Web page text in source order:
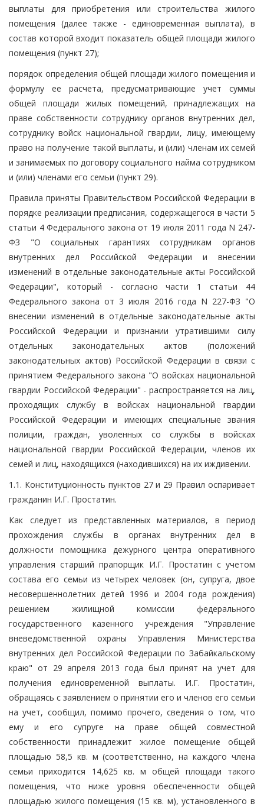
выплаты для приобретения или строительства жилого
помещения (далее также - единовременная выплата), в
состав которой входит показатель общей площади жилого
помещения (пункт 27);
порядок определения общей площади жилого помещения и
формулу ее расчета, предусматривающие учет суммы
общей площади жилых помещений, принадлежащих на
праве собственности сотруднику органов внутренних дел,
сотруднику войск национальной гвардии, лицу, имеющему
право на получение такой выплаты, и (или) членам их семей
и занимаемых по договору социального найма сотрудником
и (или) членами его семьи (пункт 29).
Правила приняты Правительством Российской Федерации в
порядке реализации предписания, содержащегося в части 5
статьи 4 Федерального закона от 19 июля 2011 года N 247-
ФЗ "О социальных гарантиях сотрудникам органов
внутренних дел Российской Федерации и внесении
изменений в отдельные законодательные акты Российской
Федерации", который - согласно части 1 статьи 44
Федерального закона от 3 июля 2016 года N 227-ФЗ "О
внесении изменений в отдельные законодательные акты
Российской Федерации и признании утратившими силу
отдельных законодательных актов (положений
законодательных актов) Российской Федерации в связи с
принятием Федерального закона "О войсках национальной
гвардии Российской Федерации" - распространяется на лиц,
проходящих службу в войсках национальной гвардии
Российской Федерации и имеющих специальные звания
полиции, граждан, уволенных со службы в войсках
национальной гвардии Российской Федерации, членов их
семей и лиц, находящихся (находившихся) на их иждивении.
1.1. Конституционность пунктов 27 и 29 Правил оспаривает
гражданин И.Г. Простатин.
Как следует из представленных материалов, в период
прохождения службы в органах внутренних дел в
должности помощника дежурного центра оперативного
управления старший прапорщик И.Г. Простатин с учетом
состава его семьи из четырех человек (он, супруга, двое
несовершеннолетних детей 1996 и 2004 года рождения)
решением жилищной комиссии федерального
государственного казенного учреждения "Управление
вневедомственной охраны Управления Министерства
внутренних дел Российской Федерации по Забайкальскому
краю" от 29 апреля 2013 года был принят на учет для
получения единовременной выплаты. И.Г. Простатин,
обращаясь с заявлением о принятии его и членов его семьи
на учет, сообщил, помимо прочего, сведения о том, что
ему и его супруге на праве общей совместной
собственности принадлежит жилое помещение общей
площадью 58,5 кв. м (соответственно, на каждого члена
семьи приходится 14,625 кв. м общей площади такого
помещения, что ниже уровня обеспеченности общей
площадью жилого помещения (15 кв. м), установленного в